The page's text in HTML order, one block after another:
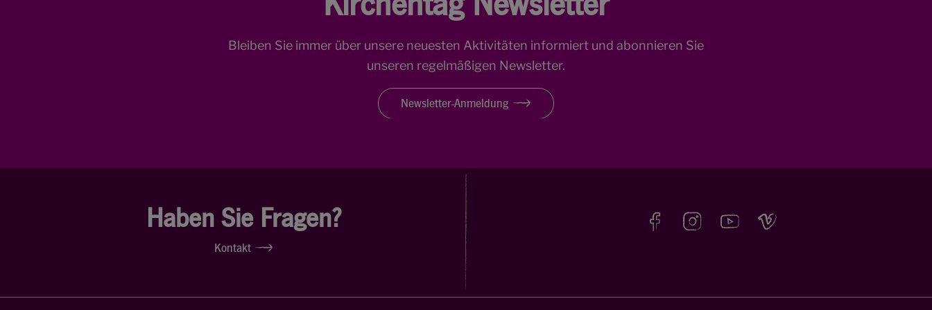
Bleiben Sie immer über unsere neuesten Aktivitäten informiert und abonnieren Sie
unseren regelmäßigen Newsletter.
Newsletter-Anmeldung
Haben Sie Fragen?
Kontakt